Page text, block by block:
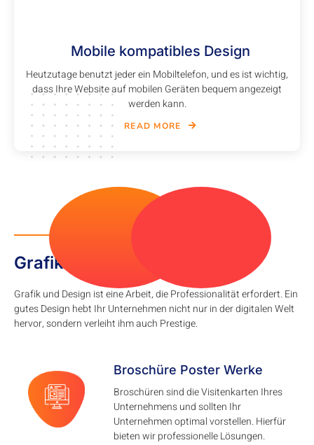
Mobile kompatibles Design
Heutzutage benutzt jeder ein Mobiltelefon, und es ist wichtig,
dass Ihre Website auf mobilen Geräten bequem angezeigt
werden kann.
READ MORE
WHY CHOOSE US
Grafik Design
Grafik und Design ist eine Arbeit, die Professionalität erfordert. Ein
gutes Design hebt Ihr Unternehmen nicht nur in der digitalen Welt
hervor, sondern verleiht ihm auch Prestige.
Broschüre Poster Werke
Broschüren sind die Visitenkarten Ihres
Unternehmens und sollten Ihr
Unternehmen optimal vorstellen. Hierfür
bieten wir professionelle Lösungen.